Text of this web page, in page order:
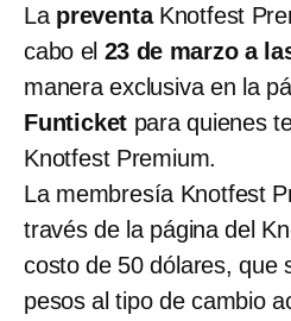
La preventaKnotfest
cabo el 23 de marzo a
manera exclusiva en la
Funticket para quienes
Knotfest Premium.
La membresía Knotfest
través de la página del
costo de 50 dólares, que
pesos al tipo de cambio